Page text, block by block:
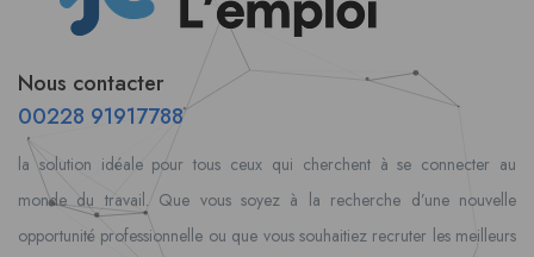
Nous contacter
00228 91917788
la solution idéale pour tous ceux qui cherchent à se connecter au
monde du travail. Que vous soyez à la recherche d’une nouvelle
opportunité professionnelle ou que vous souhaitiez recruter les meilleurs